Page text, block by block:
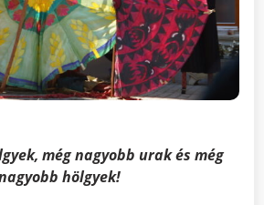
még nagyobb urak és még
hölgyek!